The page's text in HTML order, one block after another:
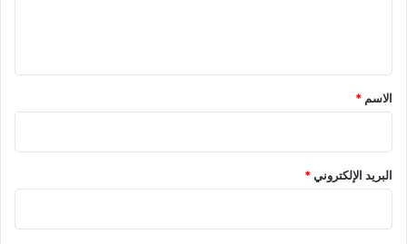
*
الاسم *
البريد الإلكتروني*